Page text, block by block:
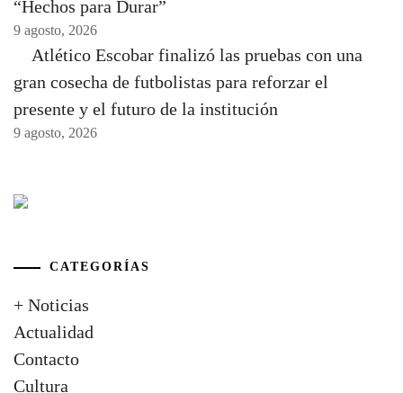
“Hechos para Durar”
9 agosto, 2026
Atlético Escobar finalizó las pruebas con una
gran cosecha de futbolistas para reforzar el
presente y el futuro de la institución
9 agosto, 2026
CATEGORÍAS
+ Noticias
Actualidad
Contacto
Cultura